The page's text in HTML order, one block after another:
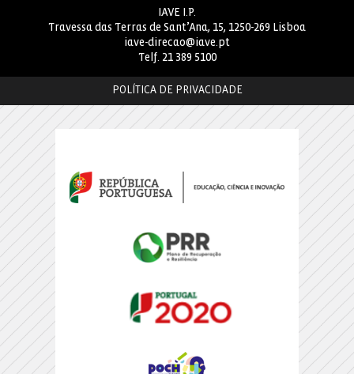
IAVE I.P.
Travessa das Terras de Sant’Ana, 15, 1250-269 Lisboa
iave-direcao@iave.pt
Telf. 21 389 5100
POLÍTICA DE PRIVACIDADE